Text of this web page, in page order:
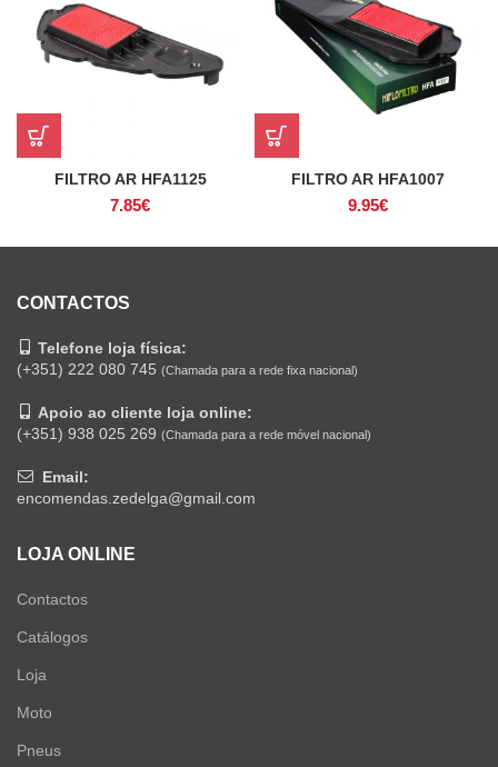
FILTRO AR HFA1125
7.85€
FILTRO AR HFA1007
9.95€
CONTACTOS
Telefone loja física:
(+351) 222 080 745 (Chamada para a rede fixa nacional)
Apoio ao cliente loja online:
(+351) 938 025 269 (Chamada para a rede móvel nacional)
Email:
encomendas.zedelga@gmail.com
LOJA ONLINE
Contactos
Catálogos
Loja
Moto
Pneus